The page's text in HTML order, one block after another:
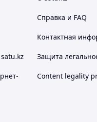
Справка и FAQ
Контактная
Защита
Content legality